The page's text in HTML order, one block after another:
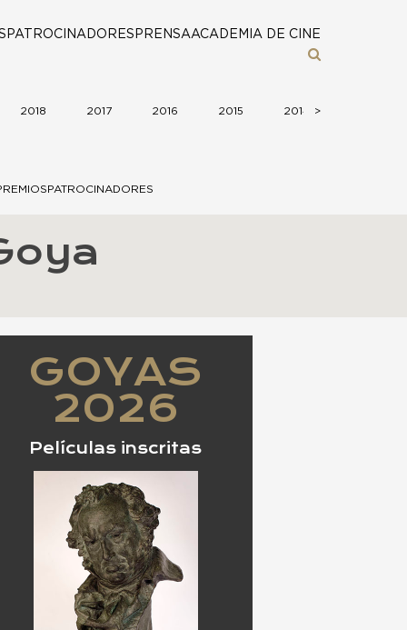
PATROCINADORES PRENSAACADEMIA DE CINE
2018 2017 2016 2015 2014 >
PATROCINADORES
GOYAS
2026
Películas inscritas